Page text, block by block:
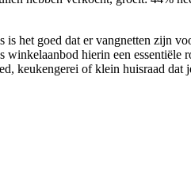
het goed dat er vangnetten zijn
winkelaanbod hierin een essentiële
keukengerei of klein huisraad dat